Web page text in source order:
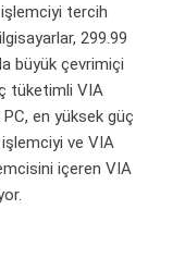
tercih
299.99
büyük çevrimiçi
tüketimli VIA
en yüksek güç
ve VIA
içeren VIA